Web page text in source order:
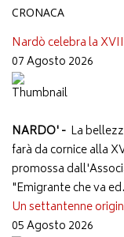
CRONACA
Nardò celebra la
07 Agosto 2026
NARDO' - La
farà da cornice alla
promossa
"Emigrante che va
Un settantenne
05 Agosto 2026